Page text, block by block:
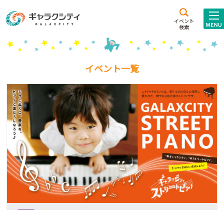
イベント
検索
施設案内
こども
西新井
施設･
施設貸出･団体利用
こどもみーてぃんぐ
Gがくえん
ブランドからのお知らせ
いっしょに創る
イベント一覧